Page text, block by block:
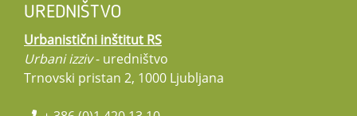
UREDNIŠTVO
Urbanistični inštitut RS
Urbani izziv- uredništvo
Trnovski pristan 2, 1000 Ljubljana